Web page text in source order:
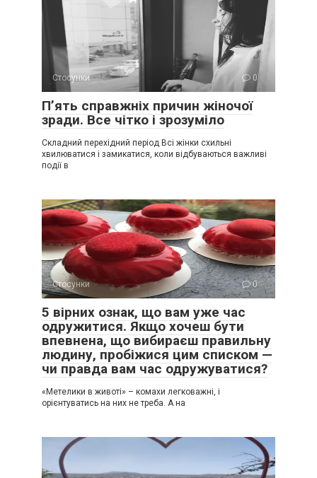
Стосунки 0
П’ять справжніх причин жіночої
зради. Все чітко і зрозуміло
Складний перехідний період Всі жінки схильні
хвилюватися і замикатися, коли відбуваються важливі
події в
Стосунки 0
5 вірних ознак, що вам уже час
одружитися. Якщо хочеш бути
впевнена, що вибираєш правильну
людину, пробіжися цим списком —
чи правда вам час одружуватися?
«Метелики в животі» – комахи легковажні, і
орієнтуватись на них не треба. А на